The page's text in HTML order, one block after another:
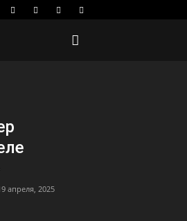
апреля, 2025